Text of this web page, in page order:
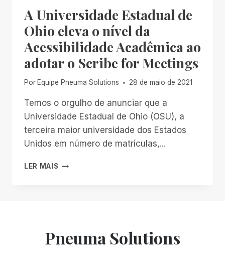
A Universidade Estadual de
Ohio eleva o nível da
Acessibilidade Acadêmica ao
adotar o Scribe for Meetings
Por Equipe Pneuma Solutions 28 de maio de 2021
Temos o orgulho de anunciar que a
Universidade Estadual de Ohio (OSU), a
terceira maior universidade dos Estados
Unidos em número de matrículas,...
LER MAIS A
NÍVEL
Pneuma Solutions